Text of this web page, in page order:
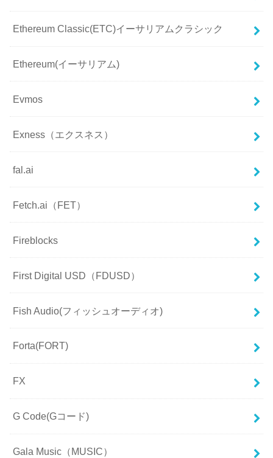
Ethereum Classic(ETC)イーサリアムクラシック
Ethereum(イーサリアム)
Evmos
Exness（エクスネス）
fal.ai
Fetch.ai（FET）
Fireblocks
First Digital USD（FDUSD）
Fish Audio(フィッシュオーディオ)
Forta(FORT)
FX
G Code(Gコード)
Gala Music（MUSIC）